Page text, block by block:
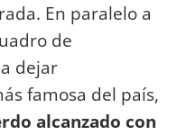
En paralelo a
de
dejar
famosa del país,
alcanzado con